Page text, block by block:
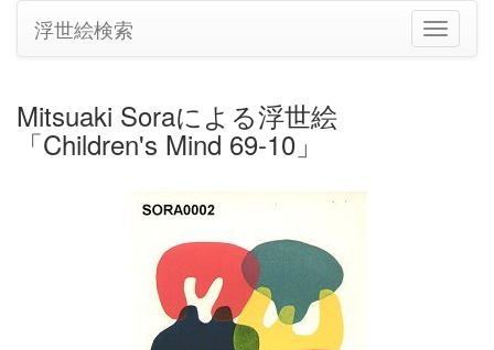
ナ
ビ
浮世絵検索
Mitsuaki Soraによる浮世絵
「Children's Mind 69-10」